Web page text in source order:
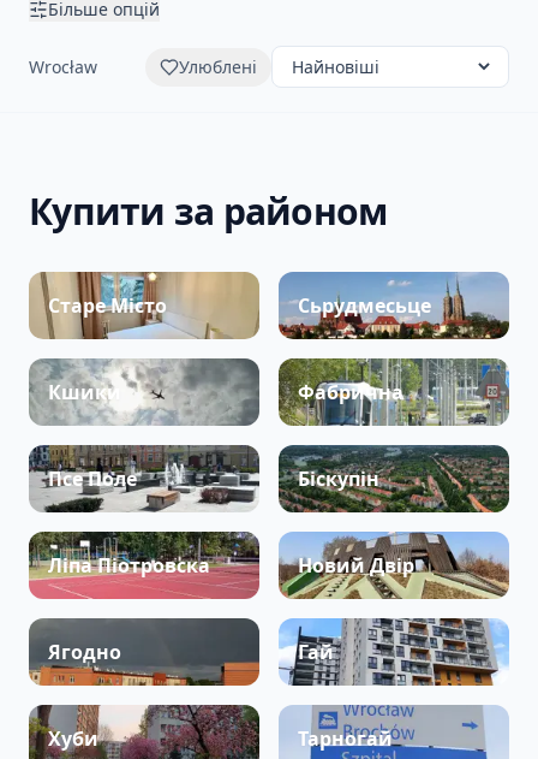
Більше опцій
Wrocław Улюблені
Купити за районом
Старе Місто Сьрудмесьце
Кшики Фабрична
Псе Поле Біскупін
Ліпа Піотровска Новий Двір
Ягодно Гай
Хуби Тарногай